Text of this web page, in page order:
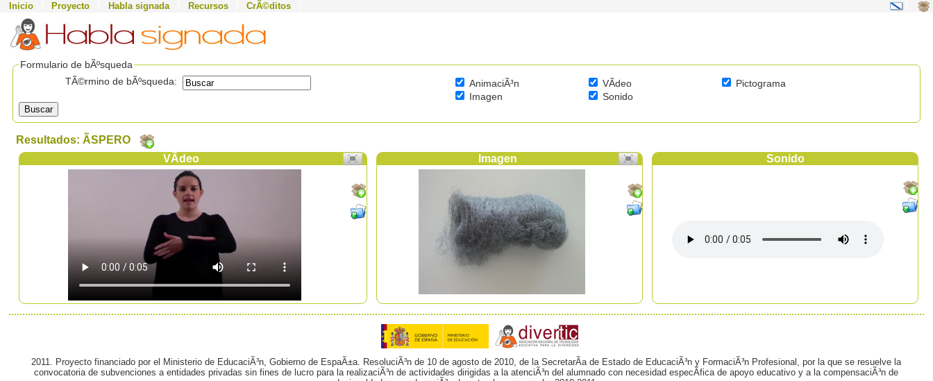
Inicio Proyecto Habla signada Recursos CrÃ©ditos
Formulario de bÃºsqueda
TÃ©rmino de bÃºsqueda:
AnimaciÃ³n VÃ­deo
Pictograma
Imagen
Sonido
Buscar
Resultados: ÃSPERO
VÃ­deo
Imagen Sonido
2011. Proyecto financiado por el Ministerio de EducaciÃ³n, Gobierno de EspaÃ±a. ResoluciÃ³n de 10 de agosto de 2010, de la SecretarÃ­a de Estado de EducaciÃ³n y FormaciÃ³n Profesional, por la que se resuelve la
convocatoria de subvenciones a entidades privadas sin fines de lucro para la realizaciÃ³n de actividades dirigidas a la atenciÃ³n del alumnado con necesidad especÃ­fica de apoyo educativo y a la compensaciÃ³n de